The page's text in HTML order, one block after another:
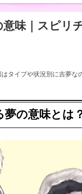
意味｜スピリ
タイプや状況別に吉夢な
夢の意味とは